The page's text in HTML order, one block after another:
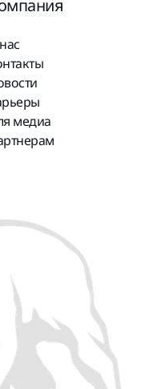
медиа